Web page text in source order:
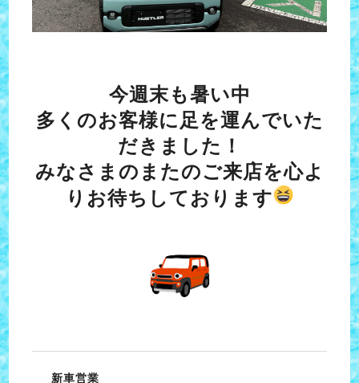
今週末も暑い中
多くのお客様に足を運んでいた
だきました！
みなさまのまたのご来店を心よ
りお待ちしております
新車営業